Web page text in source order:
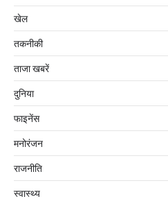
खेल
तकनीकी
ताजा खबरें
दुनिया
फाइनेंस
मनोरंजन
राजनीति
स्वास्थ्य